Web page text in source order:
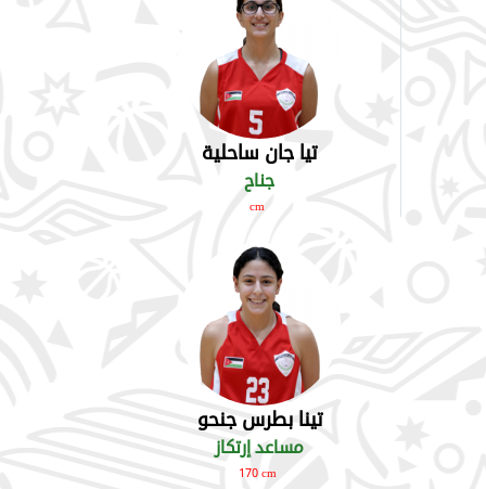
تيا جان ساحلية
جناح
cm
تينا بطرس جنحو
مساعد إرتكاز
170 cm